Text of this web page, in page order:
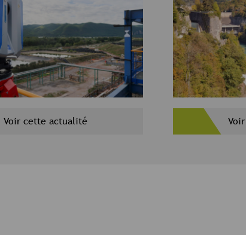
Voir cette actualité